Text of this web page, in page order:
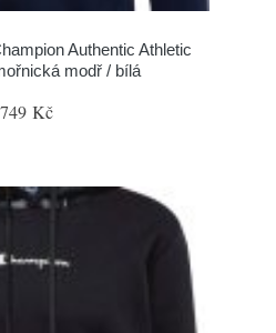
Authentic Athletic
modř / bílá
Kč